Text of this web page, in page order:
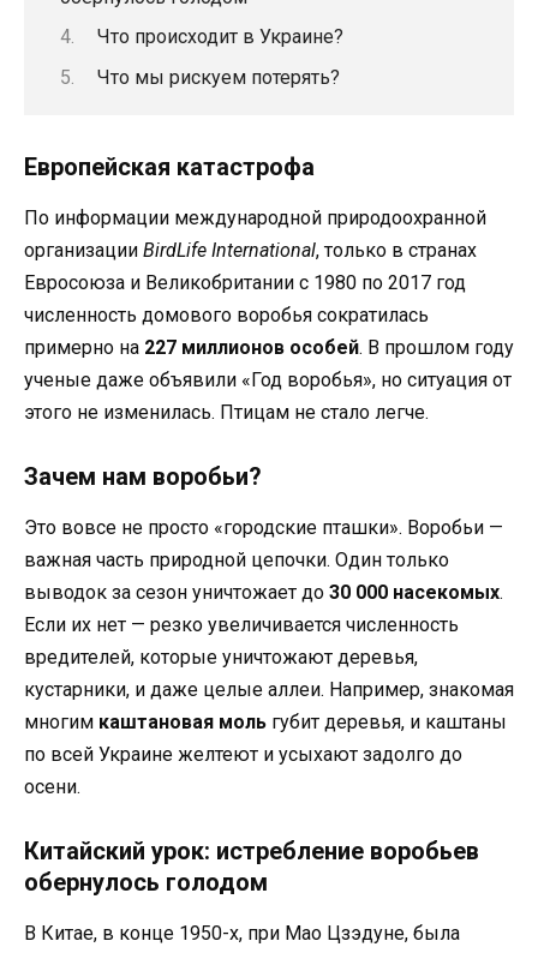
Что происходит в Украине?
Что мы рискуем потерять?
Европейская катастрофа
По информации международной природоохранной
организации BirdLife International, только в странах
Евросоюза и Великобритании с 1980 по 2017 год
численность домового воробья сократилась
примерно на 227 миллионов особей. В прошлом году
ученые даже объявили «Год воробья», но ситуация от
этого не изменилась. Птицам не стало легче.
Зачем нам воробьи?
Это вовсе не просто «городские пташки». Воробьи —
важная часть природной цепочки. Один только
выводок за сезон уничтожает до 30 000 насекомых.
Если их нет — резко увеличивается численность
вредителей, которые уничтожают деревья,
кустарники, и даже целые аллеи. Например, знакомая
многим каштановая моль губит деревья, и каштаны
по всей Украине желтеют и усыхают задолго до
осени.
Китайский урок: истребление воробьев
обернулось голодом
В Китае, в конце 1950-х, при Мао Цзэдуне, была